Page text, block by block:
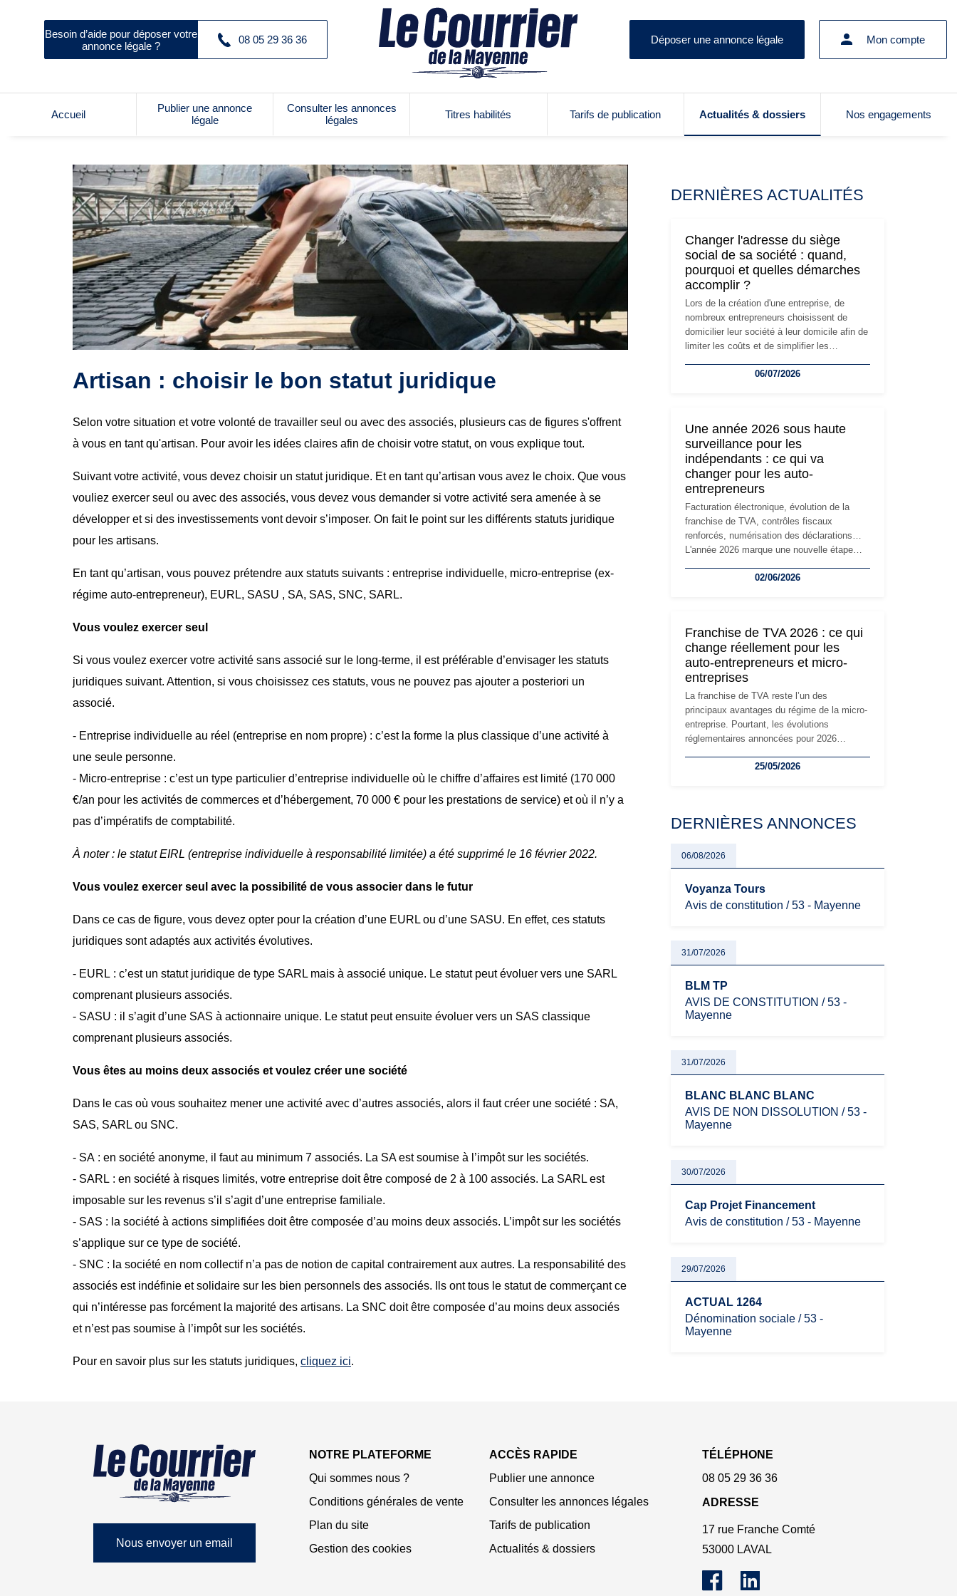
Besoin d’aide pour déposer votre
annonce légale ?
08 05 29 36 36 Déposer une annonce légale Mon compte
Accueil
Publier une annonce
légale
Consulter les annonces
légales
Titres habilités Tarifs de publication Actualités & dossiers Nos engagements
Artisan : choisir le bon statut juridique
Selon votre situation et votre volonté de travailler seul ou avec des associés, plusieurs cas de figures s'offrent
à vous en tant qu'artisan. Pour avoir les idées claires afin de choisir votre statut, on vous explique tout.
Suivant votre activité, vous devez choisir un statut juridique. Et en tant qu’artisan vous avez le choix. Que vous
vouliez exercer seul ou avec des associés, vous devez vous demander si votre activité sera amenée à se
développer et si des investissements vont devoir s’imposer. On fait le point sur les différents statuts juridique
pour les artisans.
En tant qu’artisan, vous pouvez prétendre aux statuts suivants : entreprise individuelle, micro-entreprise (ex-
régime auto-entrepreneur), EURL, SASU , SA, SAS, SNC, SARL.
Vous voulez exercer seul
Si vous voulez exercer votre activité sans associé sur le long-terme, il est préférable d’envisager les statuts
juridiques suivant. Attention, si vous choisissez ces statuts, vous ne pouvez pas ajouter a posteriori un
associé.
- Entreprise individuelle au réel (entreprise en nom propre) : c’est la forme la plus classique d’une activité à
une seule personne.
- Micro-entreprise : c’est un type particulier d’entreprise individuelle où le chiffre d’affaires est limité (170 000
€/an pour les activités de commerces et d’hébergement, 70 000 € pour les prestations de service) et où il n’y a
pas d’impératifs de comptabilité.
À noter : le statut EIRL (entreprise individuelle à responsabilité limitée) a été supprimé le 16 février 2022.
Vous voulez exercer seul avec la possibilité de vous associer dans le futur
Dans ce cas de figure, vous devez opter pour la création d’une EURL ou d’une SASU. En effet, ces statuts
juridiques sont adaptés aux activités évolutives.
- EURL : c’est un statut juridique de type SARL mais à associé unique. Le statut peut évoluer vers une SARL
comprenant plusieurs associés.
- SASU : il s’agit d’une SAS à actionnaire unique. Le statut peut ensuite évoluer vers un SAS classique
comprenant plusieurs associés.
Vous êtes au moins deux associés et voulez créer une société
Dans le cas où vous souhaitez mener une activité avec d’autres associés, alors il faut créer une société : SA,
SAS, SARL ou SNC.
- SA : en société anonyme, il faut au minimum 7 associés. La SA est soumise à l’impôt sur les sociétés.
- SARL : en société à risques limités, votre entreprise doit être composé de 2 à 100 associés. La SARL est
imposable sur les revenus s’il s’agit d’une entreprise familiale.
- SAS : la société à actions simplifiées doit être composée d’au moins deux associés. L’impôt sur les sociétés
s’applique sur ce type de société.
- SNC : la société en nom collectif n’a pas de notion de capital contrairement aux autres. La responsabilité des
associés est indéfinie et solidaire sur les bien personnels des associés. Ils ont tous le statut de commerçant ce
qui n’intéresse pas forcément la majorité des artisans. La SNC doit être composée d’au moins deux associés
et n’est pas soumise à l’impôt sur les sociétés.
Pour en savoir plus sur les statuts juridiques, cliquez ici.
DERNIÈRES ACTUALITÉS
Changer l'adresse du siège
social de sa société : quand,
pourquoi et quelles démarches
accomplir ?
Lors de la création d'une entreprise, de
nombreux entrepreneurs choisissent de
domicilier leur société à leur domicile afin de
limiter les coûts et de simplifier les
l'activité, cette solution peut rapidement
siège social répond souvent à une nouvelle
étape de la vie de l'entreprise et implique
plusieurs formalités obligatoires.
06/07/2026
Une année 2026 sous haute
surveillance pour les
indépendants : ce qui va
changer pour les auto-
entrepreneurs
Facturation électronique, évolution de la
franchise de TVA, contrôles fiscaux
renforcés, numérisation des déclarations…
L'année 2026 marque une nouvelle étape
travailleurs indépendants. Si le régime de la
réglementaire plus exigeant. Décryptage des
principaux changements et des précautions
à prendre pour éviter les mauvaises
surprises.
02/06/2026
Franchise de TVA 2026 : ce qui
change réellement pour les
auto-entrepreneurs et micro-
entreprises
La franchise de TVA reste l’un des
principaux avantages du régime de la micro-
entreprise. Pourtant, les évolutions
réglementaires annoncées pour 2026
les auto-entrepreneurs, artisans et
évoluent dans un contexte de contrôle
oblige les indépendants à rester
particulièrement vigilants.
25/05/2026
DERNIÈRES ANNONCES
06/08/2026
Voyanza Tours
Avis de constitution / 53 - Mayenne
31/07/2026
BLM TP
AVIS DE CONSTITUTION / 53 -
Mayenne
31/07/2026
BLANC BLANC BLANC
AVIS DE NON DISSOLUTION / 53 -
Mayenne
30/07/2026
Cap Projet Financement
Avis de constitution / 53 - Mayenne
29/07/2026
ACTUAL 1264
Dénomination sociale / 53 -
Mayenne
Nous envoyer un email
NOTRE PLATEFORME
Qui sommes nous ?
Conditions générales de vente
Plan du site
Gestion des cookies
ACCÈS RAPIDE
Publier une annonce
Consulter les annonces légales
Tarifs de publication
Actualités & dossiers
TÉLÉPHONE
08 05 29 36 36
ADRESSE
17 rue Franche Comté
53000 LAVAL